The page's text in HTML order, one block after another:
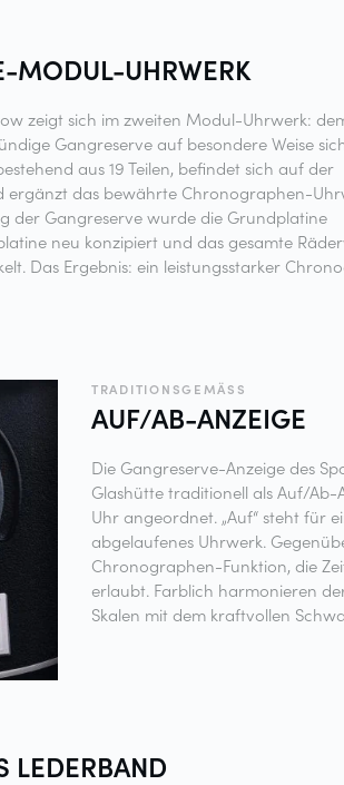
MODUL-UHRWERK
zeigt sich im zweiten Modul-Uhrwerk:
Gangreserve auf besondere Weise
aus 19 Teilen, befindet sich auf der
ergänzt das bewährte Chronographen-
der Gangreserve wurde die Grundplatine
neu konzipiert und das gesamte
Das Ergebnis: ein leistungsstarker
TRADITIONSGEMÄSS
AUF/AB-ANZEIGE
Die Gangreserve-Anzeige des
Glashütte traditionell als Auf/
Uhr angeordnet. „Auf“ steht für
abgelaufenes Uhrwerk.
Chronographen-Funktion, die
erlaubt. Farblich harmonieren
Skalen mit dem kraftvollen
LEDERBAND